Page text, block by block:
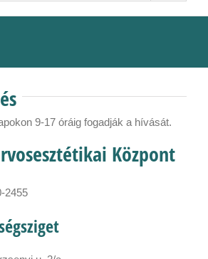
9-17 óráig fogadják a hívását.
Központ
2455